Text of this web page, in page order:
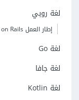
لغة روبي
إطار العمل Ruby on Rails
لغة Go
لغة جافا
لغة Kotlin